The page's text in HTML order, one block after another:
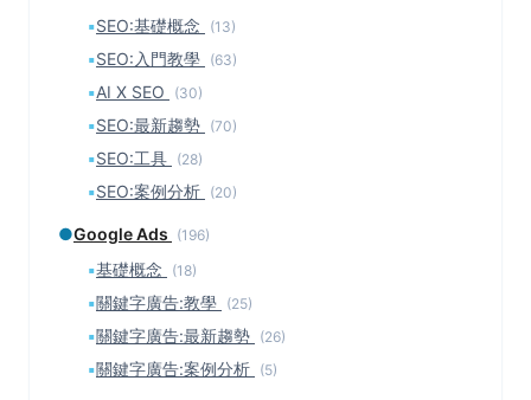
▪SEO:基礎概念 (13)
▪SEO:入門教學 (63)
▪AI X SEO (30)
▪SEO:最新趨勢 (70)
▪SEO:工具 (28)
▪SEO:案例分析 (20)
●Google Ads (196)
▪基礎概念 (18)
▪關鍵字廣告:教學 (25)
▪關鍵字廣告:最新趨勢 (26)
▪關鍵字廣告:案例分析 (5)